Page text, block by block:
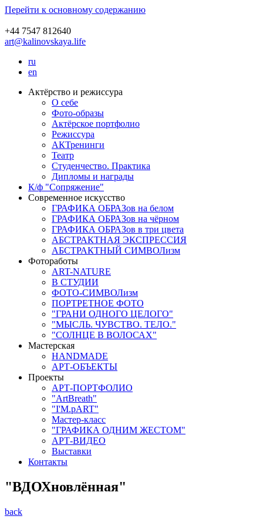
Перейти к основному содержанию
+44 7547 812640
art@kalinovskaya.life
ru
en
Актёрство и режиссура
О себе
Фото-образы
Актёрское портфолио
Режиссура
АКТренинги
Театр
Студенчество. Практика
Дипломы и награды
К/ф "Сопряжение"
Современное искусство
ГРАФИКА ОБРАЗов на белом
ГРАФИКА ОБРАЗов на чёрном
ГРАФИКА ОБРАЗов в три цвета
АБСТРАКТНАЯ ЭКСПРЕССИЯ
АБСТРАКТНЫЙ СИМВОЛизм
Фотоработы
ART-NATURE
В СТУДИИ
ФОТО-СИМВОЛизм
ПОРТРЕТНОЕ ФОТО
"ГРАНИ ОДНОГО ЦЕЛОГО"
"МЫСЛЬ. ЧУВСТВО. ТЕЛО."
"СОЛНЦЕ В ВОЛОСАХ"
Мастерская
HANDMADE
АРТ-ОБЪЕКТЫ
Проекты
АРТ-ПОРТФОЛИО
"ArtBreath"
"I'M.pART"
Мастер-класс
"ГРАФИКА ОДНИМ ЖЕСТОМ"
АРТ-ВИДЕО
Выставки
Контакты
"ВДОХновлённая"
back